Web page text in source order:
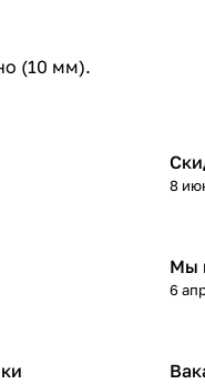
(10 мм).
8
Мы
6